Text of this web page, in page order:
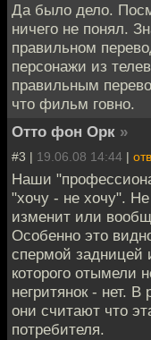
Да было дело.
ничего не понял.
правильном
персонажи из
правильным
что фильм говно.
Отто фон Орк »
#3 | 19.06.08 14:44 |
Наши
"хочу - не хочу".
изменит или
Особенно это
спермой задницей
которого отымели
негритянок - нет. В
они считают что
потребителя.